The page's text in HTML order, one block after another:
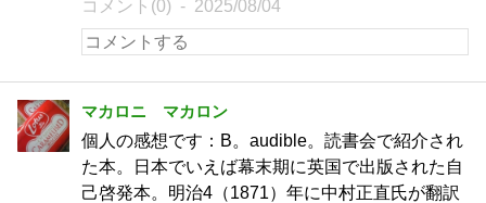
コメント(0) 2025/08/04
マカロニ マカロン
個人の感想です：B。audible。読書会で紹介され
た本。日本でいえば幕末期に英国で出版された自
己啓発本。明治4（1871）年に中村正直氏が翻訳